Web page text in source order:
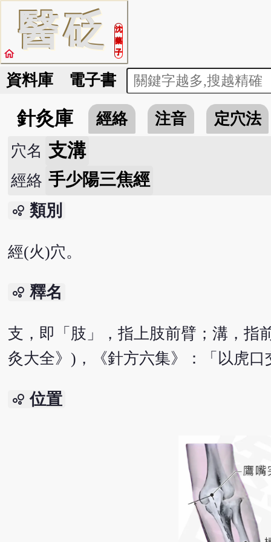
醫砭
沈
藥
子
home
資料庫 電子書
針灸庫 經絡 注音
定穴法
穴名 支溝
經絡 手少陽三焦經
bubble_chart 類別
經(火)穴。
bubble_chart 釋名
支，即「肢」，指上肢前臂；溝，指
灸大全》)，《針方六集》：「以虎
bubble_chart 位置